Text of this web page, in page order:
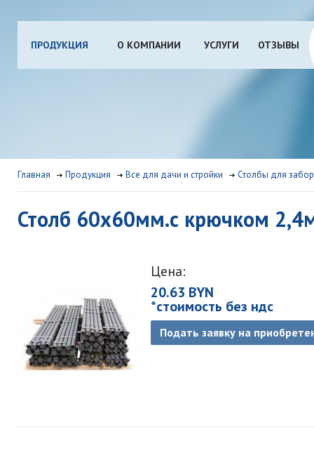
ПРОДУКЦИЯ О КОМПАНИИ УСЛУГИ ОТЗЫВЫ
Главная Продукция Все для дачи и стройки Столбы для
Столб 60х60мм.с крючком
Цена:
20.63 BYN
*стоимость без ндс
Подать заявку на